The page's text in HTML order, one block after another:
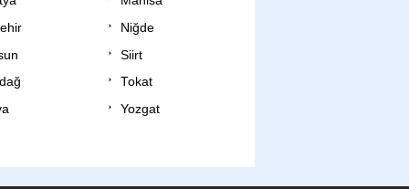
Niğde
Siirt
Tokat
Yozgat